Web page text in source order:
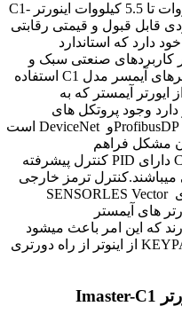
C1-
قابل قبول و قیمتی رقابتی
دارد که استاندارد
کاربردهای صنعتی سبک و
آیمسر مدل C1 استفاده
ایورتر آیمستر که به
دارد وجود پروتکل های
ProfibusDPو DeviceNet است
مشکل فراهم
دارای PID کنترل پیشرفته
میباشند.کنترل ترمز خارجی
SENSORLES Vector
های آیمستر
که این امر باعث میشود
از اینوتر از راه دورتری
Imaster-C1